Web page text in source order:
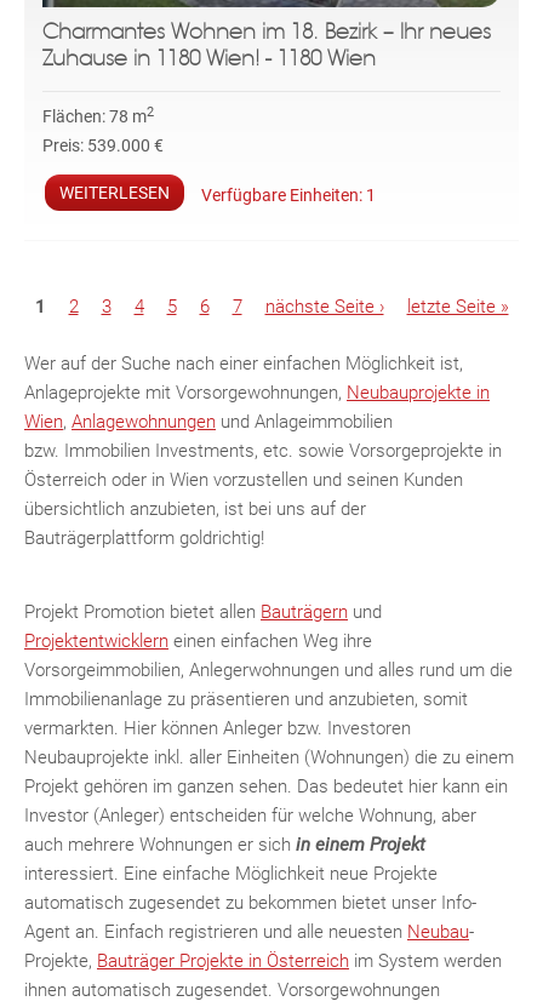
Charmantes Wohnen im 18. Bezirk – Ihr neues
Zuhause in 1180 Wien! - 1180 Wien
Flächen:78 m2
Preis: 539.000 €
WEITERLESEN Verfügbare Einheiten: 1
e
t
e
n
1 2 3 4 5 6 7 nächste Seite › letzte Seite »
Wer auf der Suche nach einer einfachen Möglichkeit ist,
Anlageprojekte mit Vorsorgewohnungen, Neubauprojekte in
Wien, Anlagewohnungen und Anlageimmobilien
bzw. Immobilien Investments, etc. sowie Vorsorgeprojekte in
Österreich oder in Wien vorzustellen und seinen Kunden
übersichtlich anzubieten, ist bei uns auf der
Bauträgerplattform goldrichtig!
Projekt Promotion bietet allen Bauträgern und
Projektentwicklern einen einfachen Weg ihre
Vorsorgeimmobilien, Anlegerwohnungen und alles rund um die
Immobilienanlage zu präsentieren und anzubieten, somit
vermarkten. Hier können Anleger bzw. Investoren
Neubauprojekte inkl. aller Einheiten (Wohnungen) die zu einem
Projekt gehören im ganzen sehen. Das bedeutet hier kann ein
Investor (Anleger) entscheiden für welche Wohnung, aber
auch mehrere Wohnungen er sich in einem Projekt
interessiert. Eine einfache Möglichkeit neue Projekte
automatisch zugesendet zu bekommen bietet unser Info-
Agent an. Einfach registrieren und alle neuesten Neubau-
Projekte, Bauträger Projekte in Österreich im System werden
ihnen automatisch zugesendet. Vorsorgewohnungen